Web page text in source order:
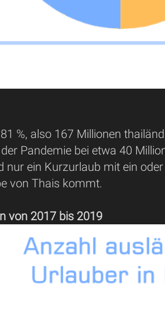
%, also 167 Millionen
Pandemie bei etwa 40
ein Kurzurlaub mit ein
von Thais kommt.
von 2017 bis 2019